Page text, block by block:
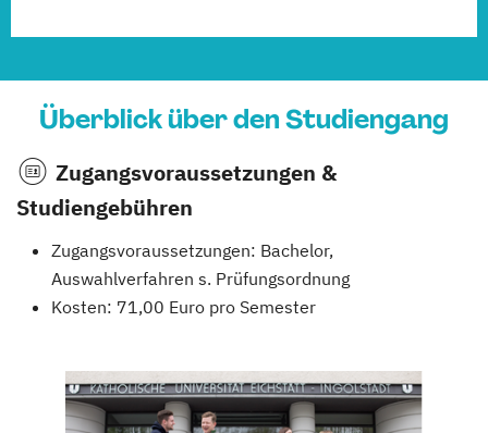
Überblick über den Studiengang
Zugangsvoraussetzungen &
Studiengebühren
Zugangsvoraussetzungen: Bachelor,
Auswahlverfahren s. Prüfungsordnung
Kosten: 71,00 Euro pro Semester